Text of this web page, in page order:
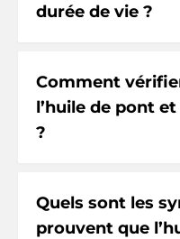
durée de vie ?
Comment
l’huile de pont
?
Quels sont les
prouvent que